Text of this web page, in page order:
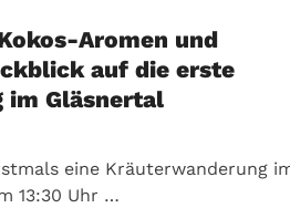
Aromen und
auf die erste
im Gläsnertal
eine Kräuterwanderung
13:30 Uhr …